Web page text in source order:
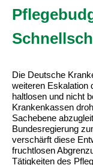
Die Deutsche
weiteren Eskalation
haltlosen und nicht
Krankenkassen
Sachebene
Bundesregierung
verschärft diese
fruchtlosen
Tätigkeiten des